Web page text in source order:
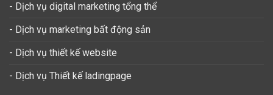
- Dịch vụ digital marketing tổng thể
- Dịch vụ marketing bất động sản
- Dịch vụ thiết kế website
- Dịch vụ Thiết kế ladingpage